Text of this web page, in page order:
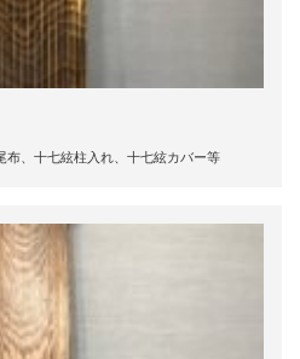
布、十七絃柱入れ、十七絃カバー等